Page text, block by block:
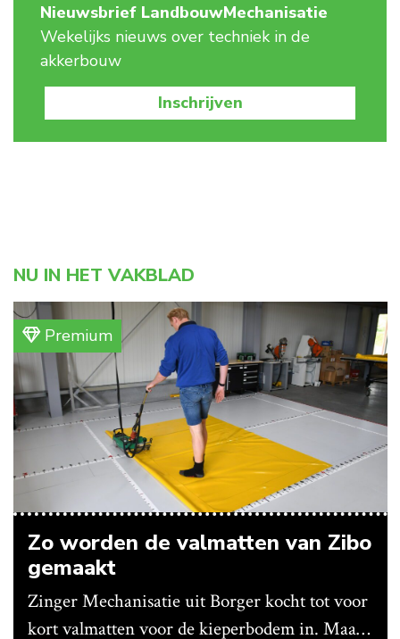
Nieuwsbrief LandbouwMechanisatie
Wekelijks nieuws over techniek in de
akkerbouw
Inschrijven
NU IN HET VAKBLAD
Premium
Zo worden de valmatten van Zibo
gemaakt
Zinger Mechanisatie uit Borger kocht tot voor
kort valmatten voor de kieperbodem in. Maar